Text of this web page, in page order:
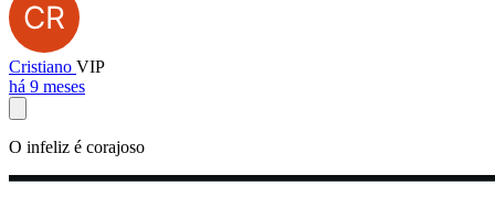
Cristiano VIP
há 9 meses
O infeliz é corajoso